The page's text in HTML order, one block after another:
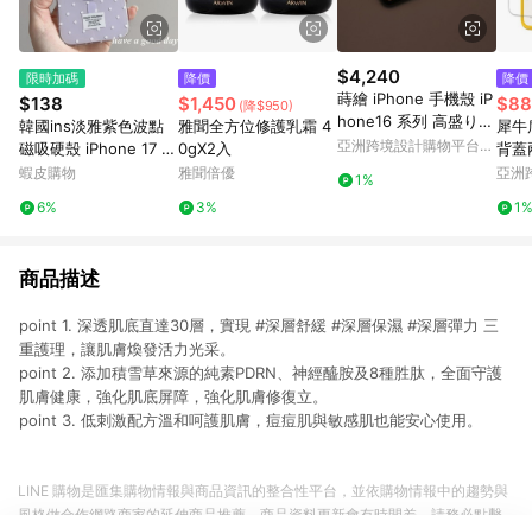
限時加碼
$138
韓國ins淡雅紫色波點
磁吸硬殼 iPhone 17 Pr
o Max 15 14 13 手機
蝦皮購物
6%
降價
$1,450 (降$950)
雅聞全方位修護乳霜 4
0gX2入
雅聞倍優
3%
$4,240
蒔繪 iPhone 手機殼 iP
hone16 系列 高盛り蒔
繪 浪裡富士 葛飾北齋
亞洲跨境設計購物平台
1%
降價
犀
背蓋
殼
亞洲
1%
商品描述
point 1. 深透肌底直達30層，實現 #深層舒緩 #深層保濕 #深層彈力 三
重護理，讓肌膚煥發活力光采。
point 2. 添加積雪草來源的純素PDRN、神經醯胺及8種胜肽，全面守護
肌膚健康，強化肌底屏障，強化肌膚修復立。
point 3. 低刺激配方溫和呵護肌膚，痘痘肌與敏感肌也能安心使用。
LINE 購物是匯集購物情報與商品資訊的整合性平台，並依購物情報中的趨勢與